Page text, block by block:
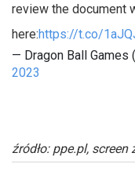
review the document
here:https://t.co/
— Dragon Ball Games
2023
źródło: ppe.pl, screen